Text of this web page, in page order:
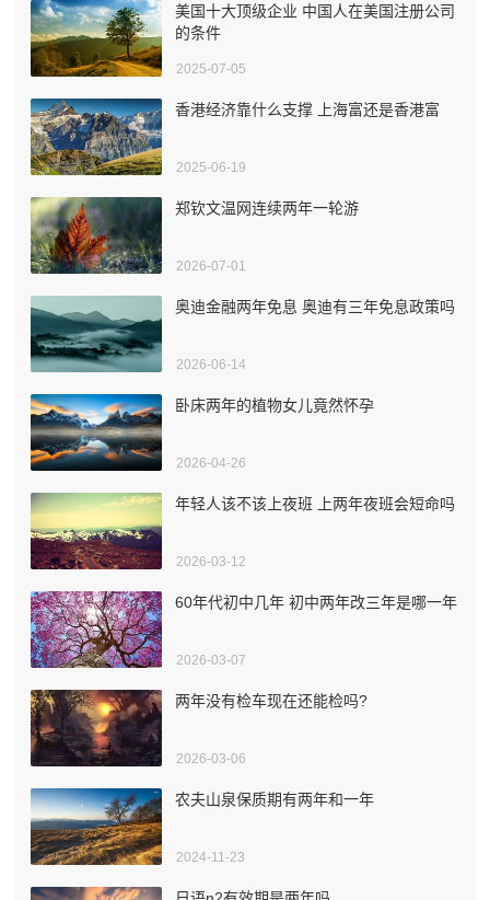
美国十大顶级企业 中国人在美国注册公司
的条件
2025-07-05
香港经济靠什么支撑 上海富还是香港富
2025-06-19
郑钦文温网连续两年一轮游
2026-07-01
奥迪金融两年免息 奥迪有三年免息政策吗
2026-06-14
卧床两年的植物女儿竟然怀孕
2026-04-26
年轻人该不该上夜班 上两年夜班会短命吗
2026-03-12
60年代初中几年 初中两年改三年是哪一年
2026-03-07
两年没有检车现在还能检吗?
2026-03-06
农夫山泉保质期有两年和一年
2024-11-23